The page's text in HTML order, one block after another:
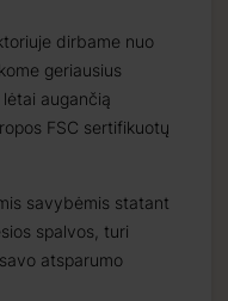
dirbame nuo
geriausius
augančią
FSC sertifikuotų
savybėmis statant
spalvos, turi
atsparumo